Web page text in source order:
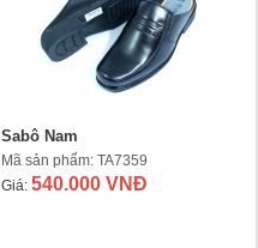
Sabô Nam
Mã sản phẩm: TA7359
Giá: 540.000 VNĐ